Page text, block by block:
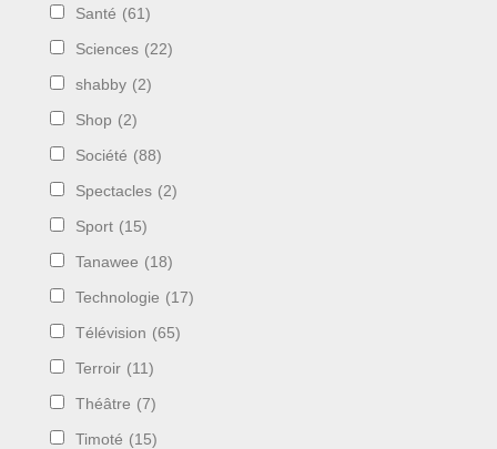
Santé (61)
Sciences (22)
shabby (2)
Shop (2)
Société (88)
Spectacles (2)
Sport (15)
Tanawee (18)
Technologie (17)
Télévision (65)
Terroir (11)
Théâtre (7)
Timoté (15)